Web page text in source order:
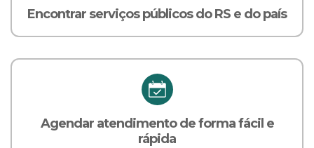
Encontrar serviços públicos do RS e do país
Agendar atendimento de forma fácil e
rápida